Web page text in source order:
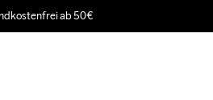
ab 50€